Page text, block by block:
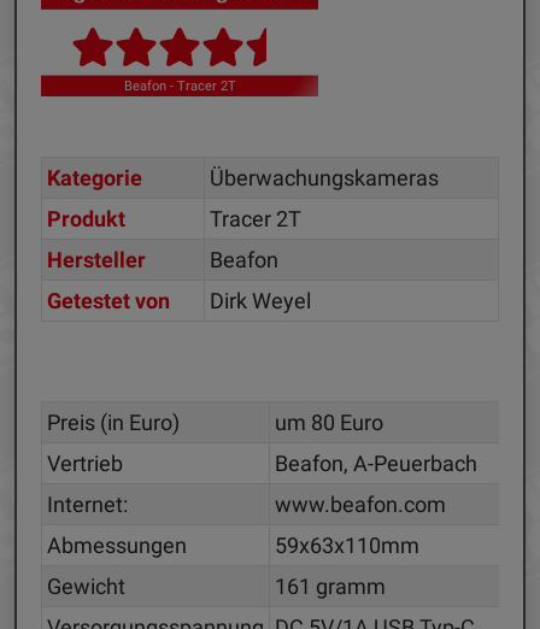
Beafon - Tracer 2T
Kategorie
Überwachungskameras
Produkt
Tracer 2T
Hersteller
Beafon
Getestet von
Dirk Weyel
Preis (in Euro)
um 80 Euro
Vertrieb
Beafon, A-Peuerbach
Internet:
www.beafon.com
Abmessungen
59x63x110mm
Gewicht
161 gramm